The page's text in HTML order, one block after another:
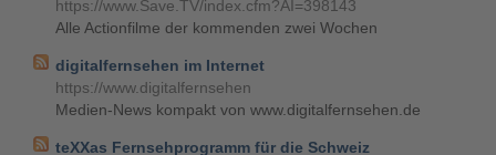
https://www.Save.TV/index.cfm?AI=398143
Alle Actionfilme der kommenden zwei Wochen
digitalfernsehen im Internet
https://www.digitalfernsehen
Medien-News kompakt von www.digitalfernsehen.de
teXXas Fernsehprogramm für die Schweiz